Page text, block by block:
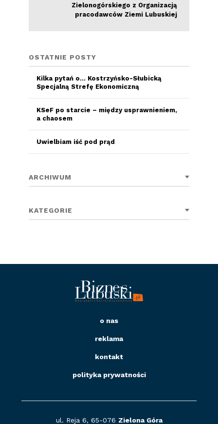
Zielonogórskiego z Organizacją
pracodawców Ziemi Lubuskiej
OSTATNIE POSTY
Kilka pytań o… Kostrzyńsko-Słubicką
Specjalną Strefę Ekonomiczną
KSeF po starcie – między usprawnieniem,
a chaosem
Uwielbiam iść pod prąd
ARCHIWUM
KATEGORIE
o nas
reklama
kontakt
polityka prywatności
ul. Reja 6, 65-076 Zielona Góra